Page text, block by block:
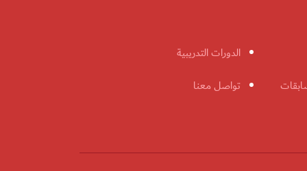
الدورات التدريبية
تواصل معنا